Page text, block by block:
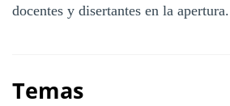
docentes y disertantes en la apertura.
Temas